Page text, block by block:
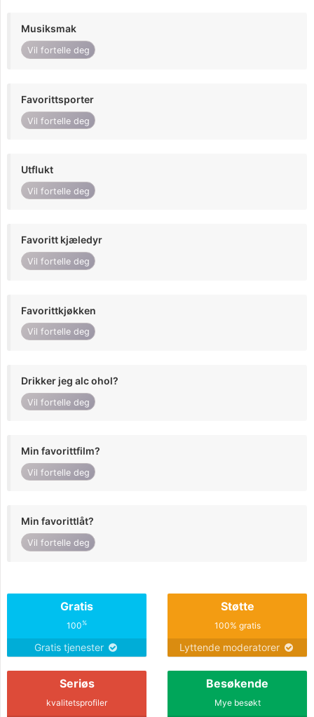
Musiksmak
Vil fortelle deg
Favorittsporter
Vil fortelle deg
Utflukt
Vil fortelle deg
Favoritt kjæledyr
Vil fortelle deg
Favorittkjøkken
Vil fortelle deg
Drikker jeg alc ohol?
Vil fortelle deg
Min favorittfilm?
Vil fortelle deg
Min favorittlåt?
Vil fortelle deg
Gratis
100%
Gratis tjenester
Støtte
100% gratis
Lyttende moderatorer
Seriøs
kvalitetsprofiler
Besøkende
Mye besøkt